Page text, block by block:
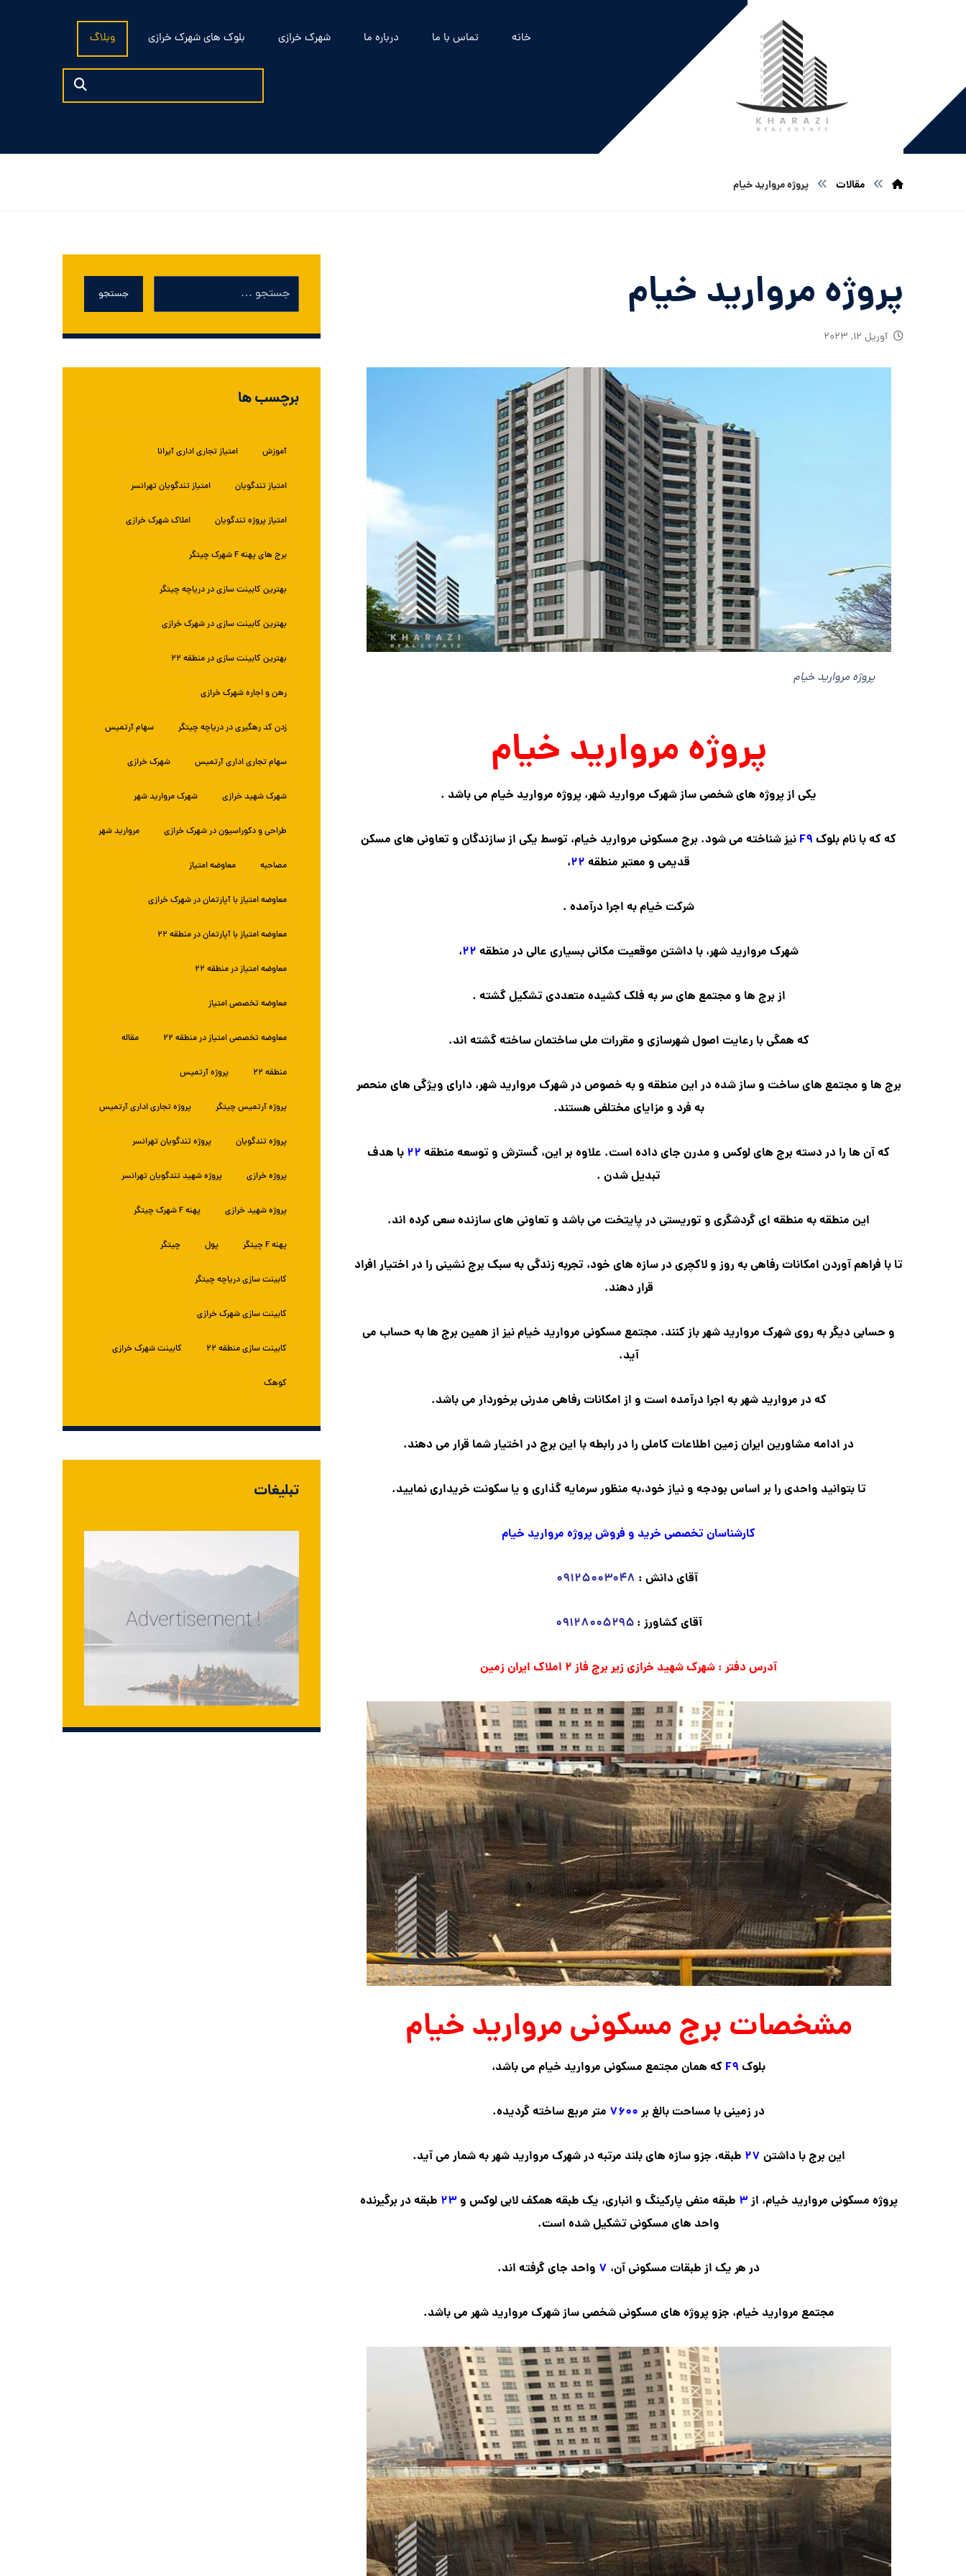
خانه تماس با ما درباره ما شهرک خرازی بلوک های شهرک خرازی وبلاگ
مقالات پروژه مروارید خیام
پروژه مروارید خیام
آوریل ۱۲, ۲۰۲۳
پروژه مروارید خیام
پروژه مروارید خیام
یکی از پروژه های شخصی ساز شهرک مروارید شهر، پروژه مروارید خیام می باشد .
که که با نام بلوک F۹ نیز شناخته می شود. برج مسکونی مروارید خیام، توسط یکی از سازندگان و تعاونی های مسکن
قدیمی و معتبر منطقه ۲۲،
شرکت خیام به اجرا درآمده .
شهرک مروارید شهر، با داشتن موقعیت مکانی بسیاری عالی در منطقه ۲۲،
از برج ها و مجتمع های سر به فلک کشیده متعددی تشکیل گشته .
که همگی با رعایت اصول شهرسازی و مقررات ملی ساختمان ساخته گشته اند.
برج ها و مجتمع های ساخت و ساز شده در این منطقه و به خصوص در شهرک مروارید شهر، دارای ویژگی های منحصر
به فرد و مزایای مختلفی هستند.
که آن ها را در دسته برج های لوکس و مدرن جای داده است. علاوه بر این، گسترش و توسعه منطقه ۲۲ با هدف
تبدیل شدن .
این منطقه به منطقه ای گردشگری و توریستی در پایتخت می باشد و تعاونی های سازنده سعی کرده اند.
تا با فراهم آوردن امکانات رفاهی به روز و لاکچری در سازه های خود، تجربه زندگی به سبک برج نشینی را در اختیار افراد
قرار دهند.
و حسابی دیگر به روی شهرک مروارید شهر باز کنند. مجتمع مسکونی مروارید خیام نیز از همین برج ها به حساب می
آید.
که در مروارید شهر به اجرا درآمده است و از امکانات رفاهی مدرنی برخوردار می باشد.
در ادامه مشاورین ایران زمین اطلاعات کاملی را در رابطه با این برج در اختیار شما قرار می دهند.
تا بتوانید واحدی را بر اساس بودجه و نیاز خود،به منظور سرمایه گذاری و یا سکونت خریداری نمایید.
کارشناسان تخصصی خرید و فروش پروژه مروارید خیام
آقای دانش : ۰۹۱۲۵۰۰۳۰۴۸
آقای کشاورز :۰۹۱۲۸۰۰۵۲۹۵
آدرس دفتر : شهرک شهید خرازی زیر برج فاز ۲ املاک ایران زمین
مشخصات برج مسکونی مروارید خیام
بلوک F۹ که همان مجتمع مسکونی مروارید خیام می باشد،
در زمینی با مساحت بالغ بر ۷۶۰۰ متر مربع ساخته گردیده.
این برج با داشتن ۲۷ طبقه، جزو سازه های بلند مرتبه در شهرک مروارید شهر به شمار می آید.
پروژه مسکونی مروارید خیام، از۳ طبقه منفی پارکینگ و انباری، یک طبقه همکف لابی لوکس و۲۳ طبقه در برگیرنده
واحد های مسکونی تشکیل شده است.
در هر یک از طبقات مسکونی آن، ۷ واحد جای گرفته اند.
مجتمع مروارید خیام، جزو پروژه های مسکونی شخصی ساز شهرک مروارید شهر می باشد.
جستجو
برچسب ها
آموزش امتیاز تجاری اداری آیرانا
امتیاز تندگویان امتیاز تندگویان تهرانسر
امتیاز پروژه تندگویان املاک شهرک خرازی
برج های پهنه F شهرک چیتگر
بهترین کابینت سازی در دریاچه چیتگر
بهترین کابینت سازی در شهرک خرازی
بهترین کابینت سازی در منطقه ۲۲
رهن و اجاره شهرک خرازی
زدن کد رهگیری در دریاچه چیتگر سهام آرتمیس
سهام تجاری اداری آرتمیس شهرک خرازی
شهرک شهید خرازی شهرک مروارید شهر
طراحی و دکوراسیون در شهرک خرازی مروارید شهر
مصاحبه معاوضه امتیاز
معاوضه امتیاز با آپارتمان در شهرک خرازی
معاوضه امتیاز با آپارتمان در منطقه ۲۲
معاوضه امتیاز در منطقه ۲۲
معاوضه تخصصی امتیاز
معاوضه تخصصی امتیاز در منطقه ۲۲ مقاله
منطقه ۲۲ پروژه آرتمیس
پروژه آرتمیس چیتگر پروژه تجاری اداری آرتمیس
پروژه تندگویان پروژه تندگویان تهرانسر
پروژه خرازی پروژه شهید تندگویان تهرانسر
پروژه شهید خرازی پهنه F شهرک چیتگر
پهنه F چیتگر پول چیتگر
کابینت سازی دریاچه چیتگر
کابینت سازی شهرک خرازی
کابینت سازی منطقه ۲۲ کابینت شهرک خرازی
کوهک
تبلیغات